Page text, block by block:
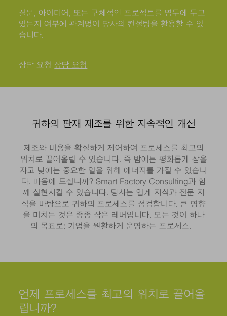
질문, 아이디어, 또는 구체적인 프로젝트를 염두에 두고
있는지 여부에 관계없이 당사의 컨설팅을 활용할 수 있
습니다.
상담 요청상담 요청
귀하의 판재 제조를 위한 지속적인 개선
제조와 비용을 확실하게 제어하여 프로세스를 최고의
위치로 끌어올릴 수 있습니다. 즉 밤에는 평화롭게 잠을
자고 낮에는 중요한 일을 위해 에너지를 가질 수 있습니
다. 마음에 드십니까? Smart Factory Consulting과 함
께 실현시킬 수 있습니다. 당사는 업계 지식과 전문 지
식을 바탕으로 귀하의 프로세스를 점검합니다. 큰 영향
을 미치는 것은 종종 작은 레버입니다. 모든 것이 하나
의 목표로: 기업을 원활하게 운영하는 프로세스.
언제 프로세스를 최고의 위치로 끌어올
립니까?